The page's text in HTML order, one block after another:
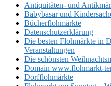
Antiquitäten- und
Babybasar und
Bücherflohmärkte
Datenschutzerklärung
Die besten Flohmärkte in
Veranstaltungen
Die schönsten
Domain www.flohmarkt-
Dorfflohmärkte